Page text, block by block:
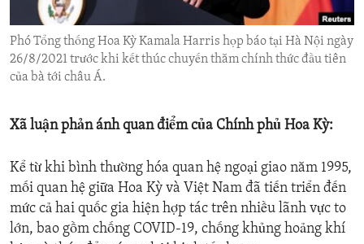
ENVIRONMENT AND HEALTH
IDEALS AND INSTITUTIONS
Phó Tổng thống Hoa Kỳ Kamala Harris họp báo tại Hà Nội ngày
26/8/2021 trước khi kết thúc chuyến thăm chính thức đầu tiên
của bà tới châu Á.
Xã luận phản ánh quan điểm của Chính phủ Hoa Kỳ:
Kể từ khi bình thường hóa quan hệ ngoại giao năm 1995,
mối quan hệ giữa Hoa Kỳ và Việt Nam đã tiến triển đến
mức cả hai quốc gia hiện hợp tác trên nhiều lãnh vực to
lớn, bao gồm chống COVID-19, chống khủng hoảng khí